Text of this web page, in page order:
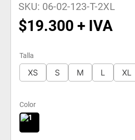
SKU: 06-02-123-T-2XL
$19.300
Talla
XS S M L XL
Color